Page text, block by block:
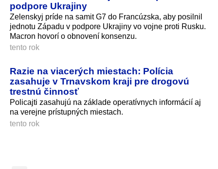
podpore Ukrajiny
Zelenskyj príde na samit G7 do Francúzska, aby posilnil
jednotu Západu v podpore Ukrajiny vo vojne proti Rusku.
Macron hovorí o obnovení konsenzu.
tento rok
Razie na viacerých miestach: Polícia
zasahuje v Trnavskom kraji pre drogovú
trestnú činnosť
Policajti zasahujú na základe operatívnych informácií aj
na verejne prístupných miestach.
tento rok